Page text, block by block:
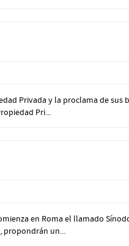
Privada y la proclama de sus
Pri...
en Roma el llamado
propondrán un...